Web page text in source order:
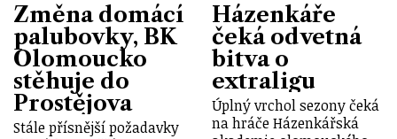
Změna domácí
palubovky, BK
Olomoucko
stěhuje do
Prostějova
Stále přísnější požadavky
Házenkáře
čeká odvetná
bitva o
extraligu
Úplný vrchol sezony čeká
na hráče Házenkářská